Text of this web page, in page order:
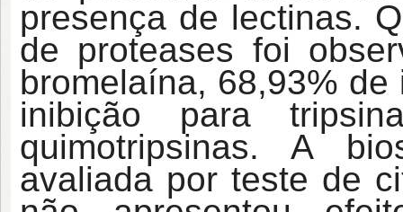
presença de lectinas.
de proteases foi
bromelaína, 68,93%
inibição para
quimotripsinas. A
avaliada por teste de